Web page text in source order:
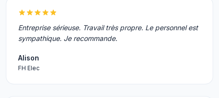
Entreprise sérieuse. Travail très propre. Le personnel est
sympathique. Je recommande.
Alison
FH Elec